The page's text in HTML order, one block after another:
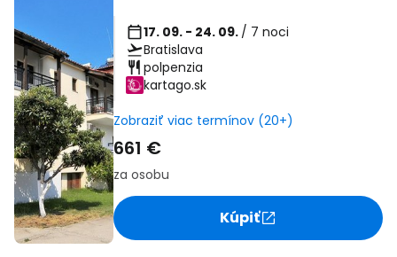
17. 09. - 24. 09. / 7 noci
Bratislava
polpenzia
kartago.sk
Zobraziť viac termínov (20+)
661 €
za osobu
Kúpiť